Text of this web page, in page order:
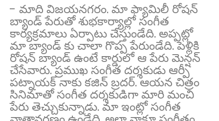
- మాది విజయనగరం. మా ఫ్యామిలీ రోషన్
బ్యాండ్ పేరుతో శుభకార్యాల్లో సంగీత
కార్యక్రమాలు ఏర్పాటు చేస్తుండేది. అప్పట్లో
మా బ్యాండ్ కు చాలా గొప్ప పేరుండేది. పెళ్లికి
రోషన్ బ్యాండ్ ఉంటే కార్డులో ఆ పేరు మెన్షన్
చేసేవారు. ప్రముఖ సంగీత దర్శకుడు ఆర్పీ
పట్నాయక్ నాకు కజిన్ బ్రదర్. ఆయన చిత్రం
సినిమాతో సంగీత దర్శకుడిగా మారి మంచి
పేరు తెచ్చుకున్నాడు. మా ఇంట్లో సంగీత